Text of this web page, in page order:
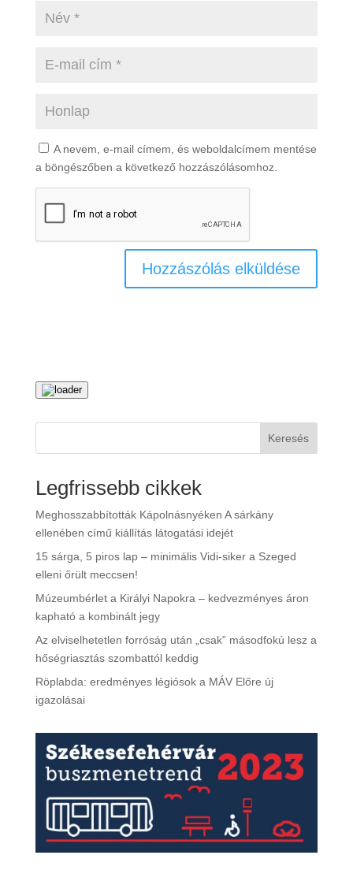
A nevem, e-mail címem, és weboldalcímem mentése
a böngészőben a következő hozzászólásomhoz.
Keresés
Legfrissebb cikkek
Meghosszabbították Kápolnásnyéken A sárkány
ellenében című kiállítás látogatási idejét
15 sárga, 5 piros lap – minimális Vidi-siker a Szeged
elleni őrült meccsen!
Múzeumbérlet a Királyi Napokra – kedvezményes áron
kapható a kombinált jegy
Az elviselhetetlen forróság után „csak” másodfokú lesz a
hőségriasztás szombattól keddig
Röplabda: eredményes légiósok a MÁV Előre új
igazolásai